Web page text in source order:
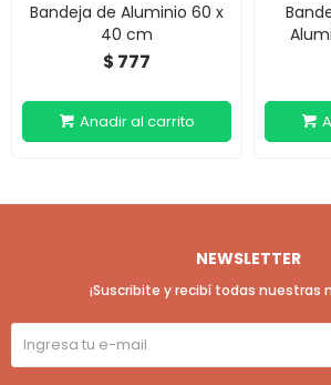
Bandeja de Aluminio 60 x
40 cm
$ 777
NEWSLETTER
¡Suscribite y recibí todas nuestras